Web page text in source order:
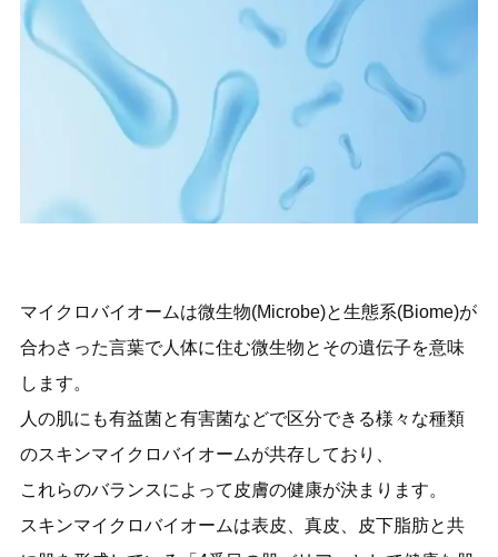
マイクロバイオームは微生物(Microbe)と生態系(Biome)が
合わさった言葉で人体に住む微生物とその遺伝子を意味
します。
人の肌にも有益菌と有害菌などで区分できる様々な種類
のスキンマイクロバイオームが共存しており、
これらのバランスによって皮膚の健康が決まります。
スキンマイクロバイオームは表皮、真皮、皮下脂肪と共